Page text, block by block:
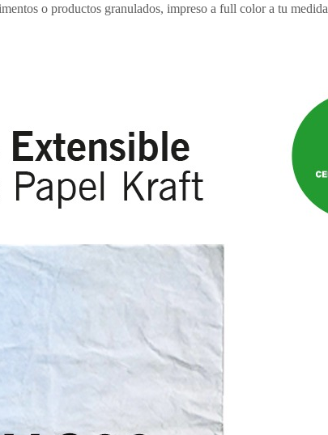
o productos granulados, impreso a full color a tu medida